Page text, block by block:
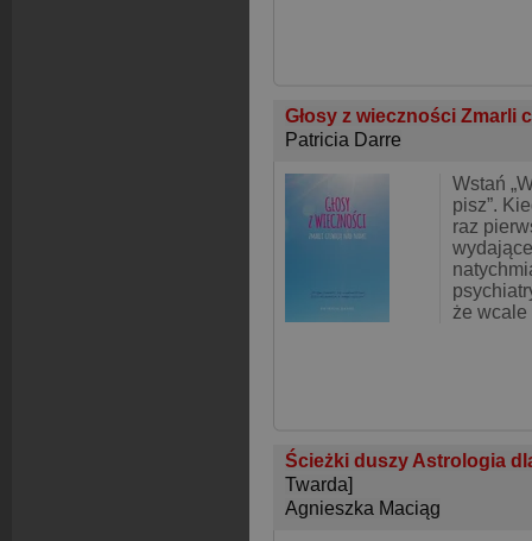
Głosy z wieczności Zmarli
Patricia Darre
Wstań
pisz”.
raz
że
Ścieżki duszy Astrologia
Twarda]
Agnieszka Maciąg